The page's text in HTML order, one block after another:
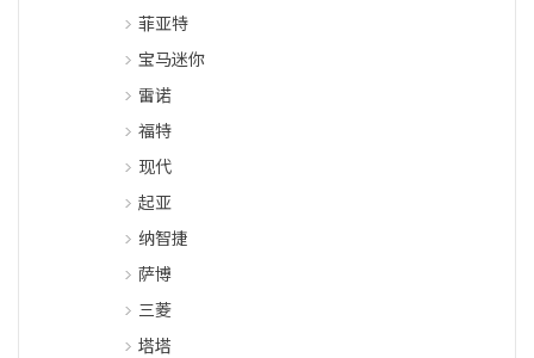
菲亚特
宝马迷你
雷诺
福特
现代
起亚
纳智捷
萨博
三菱
塔塔